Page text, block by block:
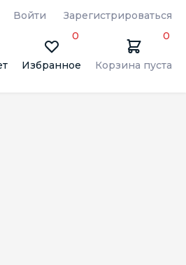
Войти Зарегистрироваться
Избранное
0
Корзина пуста
0